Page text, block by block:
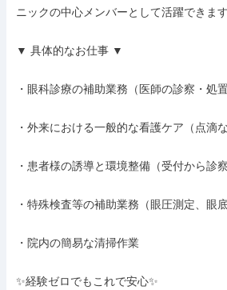
ニックの中心メンバーとして活躍できます
▼ 具体的なお仕事 ▼
・眼科診療の補助業務（医師の診察・処
・外来における一般的な看護ケア（点滴な
・患者様の誘導と環境整備（受付から診
・特殊検査等の補助業務（眼圧測定、眼
・院内の簡易な清掃作業
✨経験ゼロでもこれで安心✨